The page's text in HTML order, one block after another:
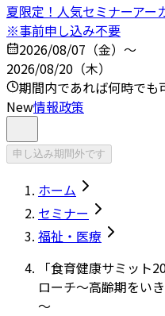
夏限定！人気セミナーアー
※事前申し込み不要
2026/08/07（金）～
2026/08/20（木）
期間内であれば何時でも
New情報政策
申し込み期間外です
ホーム
セミナー
福祉・医療
「食育健康サミット
ローチ～高齢期をい
～